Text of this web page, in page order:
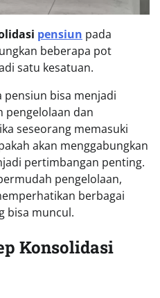
pensiun pada
beberapa pot
satu kesatuan.
pensiun bisa menjadi
pengelolaan dan
seseorang memasuki
akan menggabungkan
pertimbangan penting.
pengelolaan,
berbagai
bisa muncul.
Konsolidasi